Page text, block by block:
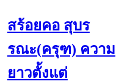
สร้อยคอ สุบร
รณะ(ครุฑ) ความ
ยาวตั้งแต่